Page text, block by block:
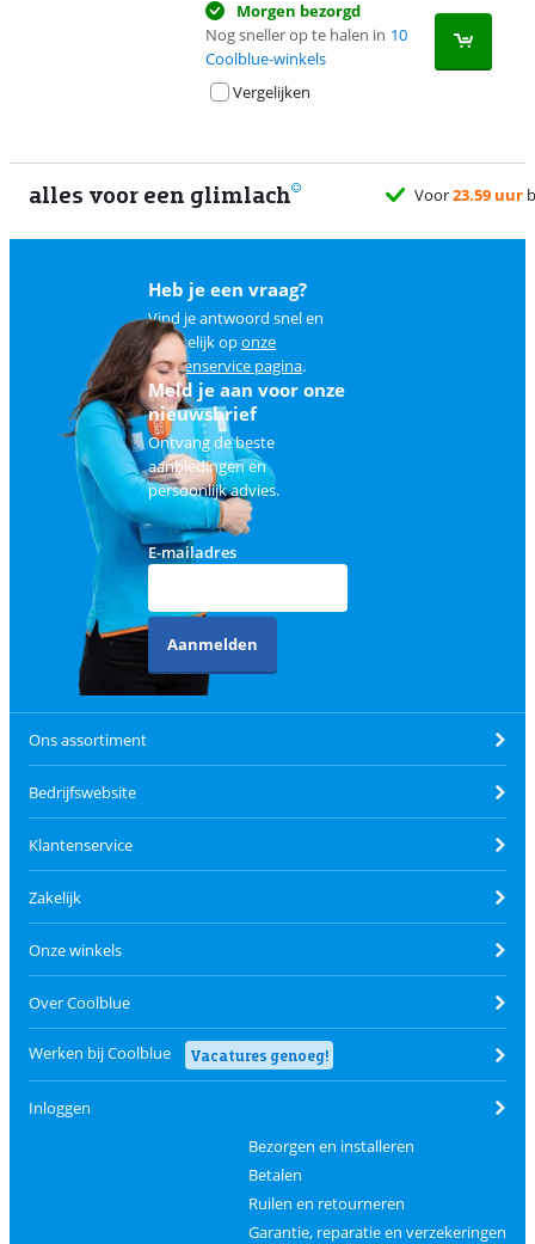
Morgen bezorgd
Nog sneller op te halen in 10
Coolblue-winkels
Vergelijken
alles voor een glimlach Voor23.59 uur
Heb je een vraag?
Vind je antwoord snel en
makkelijk oponze
klantenservice pagina.
Meld je aan voor onze
nieuwsbrief
Ontvang de beste
aanbiedingen en
persoonlijk advies.
E-mailadres
Aanmelden
Ons assortiment
Bedrijfswebsite
Klantenservice
Zakelijk
Onze winkels
Over Coolblue
Werken bij Coolblue Vacatures genoeg!
Inloggen
Bezorgen en installeren
Betalen
Ruilen en retourneren
Garantie, reparatie en verzekeringen